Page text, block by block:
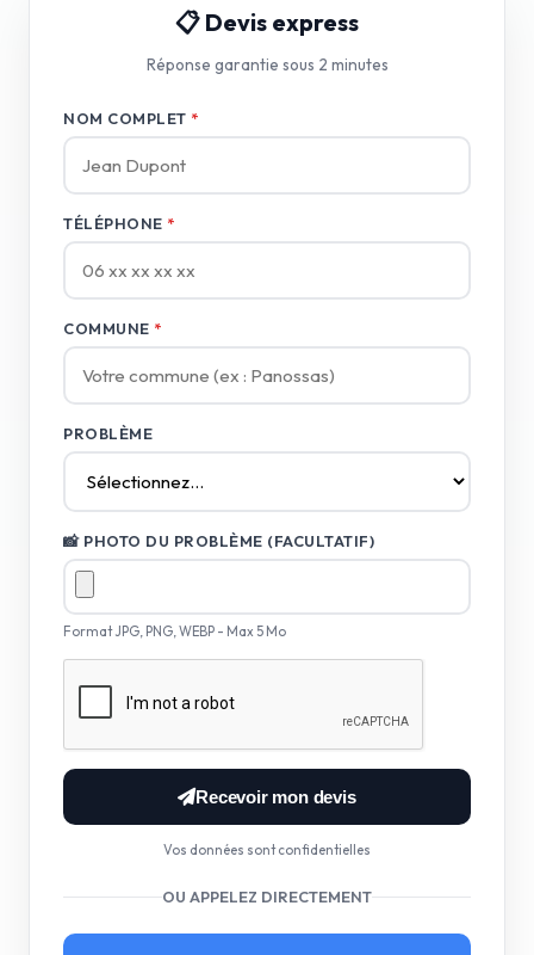
📋 Devis express
Réponse garantie sous 2 minutes
NOM COMPLET *
TÉLÉPHONE *
COMMUNE *
PROBLÈME
📸 PHOTO DU PROBLÈME (FACULTATIF)
Format JPG, PNG, WEBP - Max 5 Mo
Recevoir mon devis
Vos données sont confidentielles
OU APPELEZ DIRECTEMENT